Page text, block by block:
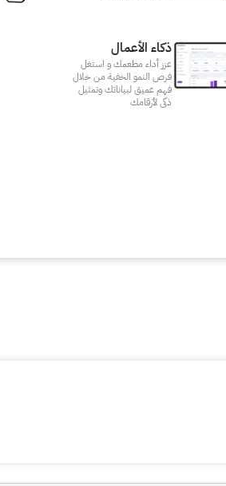
ذكاء الأعمال
عزز أداء مطعمك و استغل
فرص النمو الخفية من خلال
فهم عميق لبياناتك وتمثيل
ذكى لأرقامك